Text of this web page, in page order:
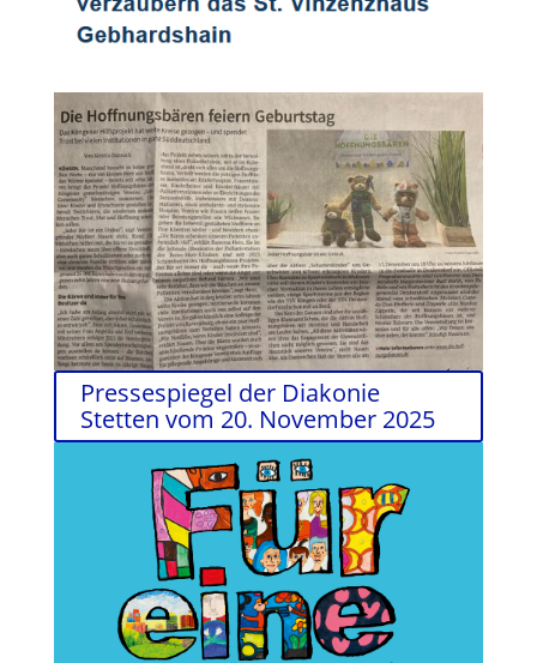
Pressespiegel der Diakonie
Stetten vom 20. November 2025